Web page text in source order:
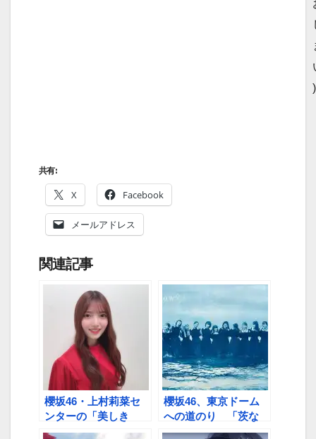
)
共有:
X Facebook
メールアドレス
関連記事
櫻坂46・上村莉菜セ
ンターの「美しき
Nervous」鬼リピ中
櫻坂46、東京ドーム
への道のり 「茨な
道」乗り越え、つかん